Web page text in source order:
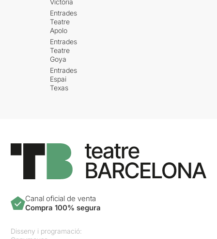
Entrades
Teatre
Apolo
Entrades
Teatre
Goya
Entrades
Espai
Texas
Canal oficial de venta
Compra 100% segura
Disseny i programació: